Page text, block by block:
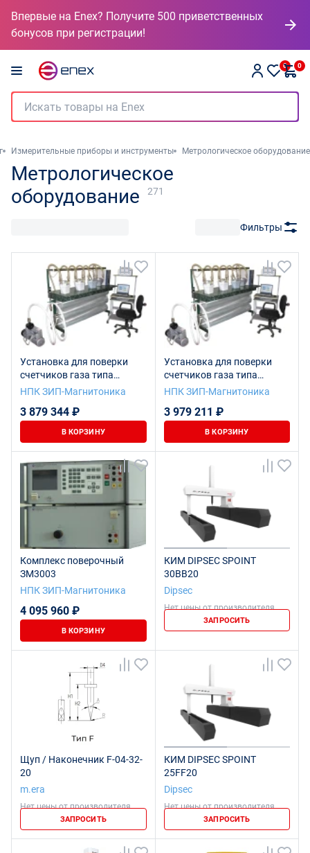
Впервые на Enex? Получите 500 приветственных
бонусов при регистрации!
0 0
Измерительные приборы и инструменты Метрологическое оборудование
Метрологическое
оборудование
271
Фильтры
Установка для поверки
счетчиков газа типа
551031М
НПК ЗИП-Магнитоника
3 879 344 ₽
В КОРЗИНУ
Установка для поверки
счетчиков газа типа
551031М-01
НПК ЗИП-Магнитоника
3 979 211 ₽
В КОРЗИНУ
Комплекс поверочный
ЗМ3003
НПК ЗИП-Магнитоника
4 095 960 ₽
В КОРЗИНУ
КИМ DIPSEC SPOINT
30BB20
Dipsec
Нет цены от производителя
ЗАПРОСИТЬ
Щуп / Наконечник F-04-32-
20
m.era
Нет цены от производителя
ЗАПРОСИТЬ
КИМ DIPSEC SPOINT
25FF20
Dipsec
Нет цены от производителя
ЗАПРОСИТЬ